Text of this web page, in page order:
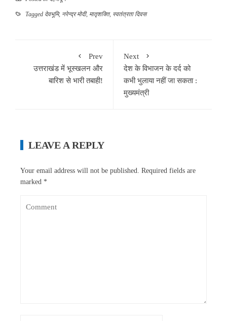
Tagged देवभूमि, नरेन्द्र मोदी, मातृशक्ति, स्वतंत्रता दिवस
Prev
उत्तराखंड में भूस्खलन और
बारिश से भारी तबाही!
Next
देश के विभाजन के दर्द को
कभी भुलाया नहीं जा सकता :
मुख्यमंत्री
LEAVE A REPLY
Your email address will not be published.
Required fields are
marked *